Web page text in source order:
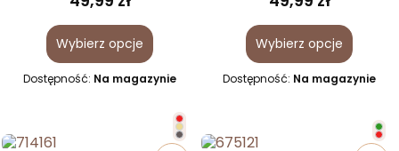
Wybierz opcje
Dostępność: Na magazynie
Wybierz opcje
Dostępność: Na magazynie